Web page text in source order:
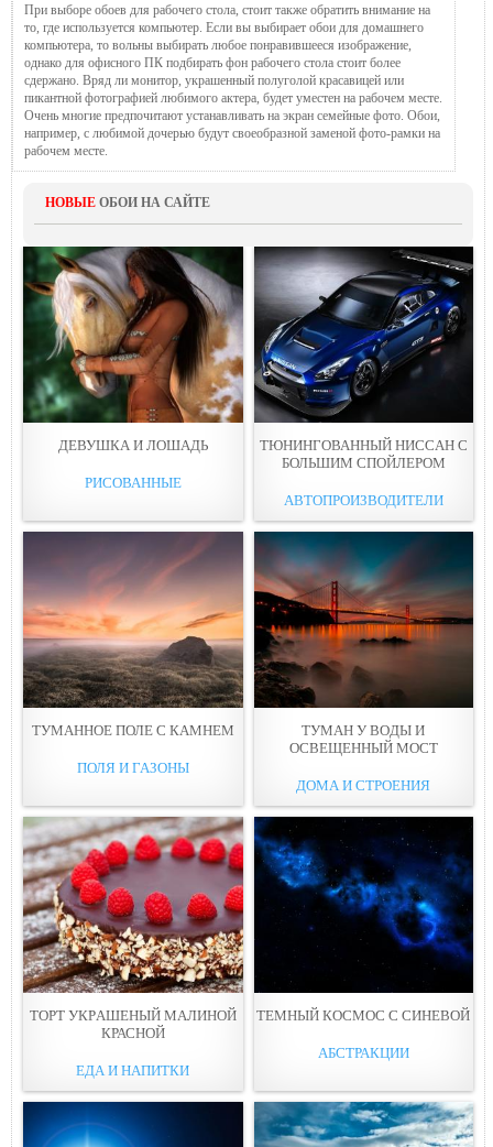
При выборе обоев для рабочего стола, стоит также обратить внимание на
то, где используется компьютер. Если вы выбирает обои для домашнего
компьютера, то вольны выбирать любое понравившееся изображение,
однако для офисного ПК подбирать фон рабочего стола стоит более
сдержано. Вряд ли монитор, украшенный полуголой красавицей или
пикантной фотографией любимого актера, будет уместен на рабочем месте.
Очень многие предпочитают устанавливать на экран семейные фото. Обои,
например, с любимой дочерью будут своеобразной заменой фото-рамки на
рабочем месте.
НОВЫЕ ОБОИ НА САЙТЕ
ДЕВУШКА И ЛОШАДЬ
РИСОВАННЫЕ
ТЮНИНГОВАННЫЙ НИССAН С
БОЛЬШИМ СПОЙЛЕРОМ
АВТОПРОИЗВОДИТЕЛИ
ТУМАННОЕ ПОЛЕ С КАМНЕМ
ПОЛЯ И ГАЗОНЫ
ТУМАН У ВOДЫ И
ОСВEЩЕННЫЙ МОСТ
ДОМА И СТРОЕНИЯ
ТОРТ УКРAШЕНЫЙ МАЛИНОЙ
КРАСНОЙ
ЕДА И НАПИТКИ
ТЕМНЫЙ КОСМОС С СИНЕВОЙ
АБСТРАКЦИИ